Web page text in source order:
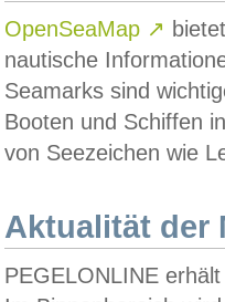
OpenSeaMap ↗
nautische
Seamarks sind
Booten und Schiffen
von Seezeichen wie
Aktualität der
PEGELONLINE